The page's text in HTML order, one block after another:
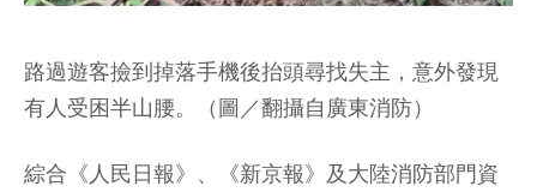
路過遊客撿到掉落手機後抬頭尋找失主，意外發現
有人受困半山腰。（圖／翻攝自廣東消防）
綜合《人民日報》、《新京報》及大陸消防部門資